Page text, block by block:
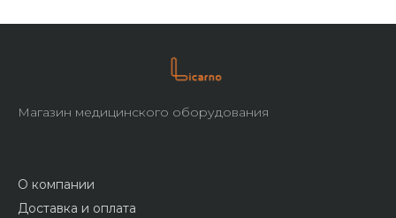
Магазин медицинского оборудования
О компании
Доставка и оплата